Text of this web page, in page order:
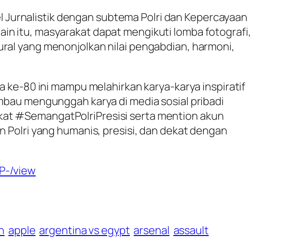
dengan subtema Polri dan Kepercayaan
itu, masyarakat dapat mengikuti lomba fotografi,
yang menonjolkan nilai pengabdian, harmoni,
ke-80 ini mampu melahirkan karya-karya inspiratif
mengunggah karya di media sosial pribadi
#SemangatPolriPresisi serta mention akun
yang humanis, presisi, dan dekat dengan
view
apple argentina vs egypt arsenal assault